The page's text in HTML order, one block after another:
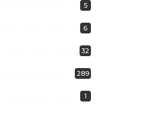
5
6
32
289
1